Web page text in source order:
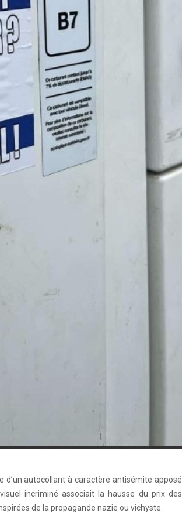
d’un autocollant à caractère antisémite apposé
incriminé associait la hausse du prix des
de la propagande nazie ou vichyste.